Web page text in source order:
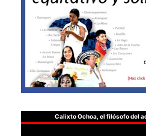
Calixto Ochoa, el filósofo del